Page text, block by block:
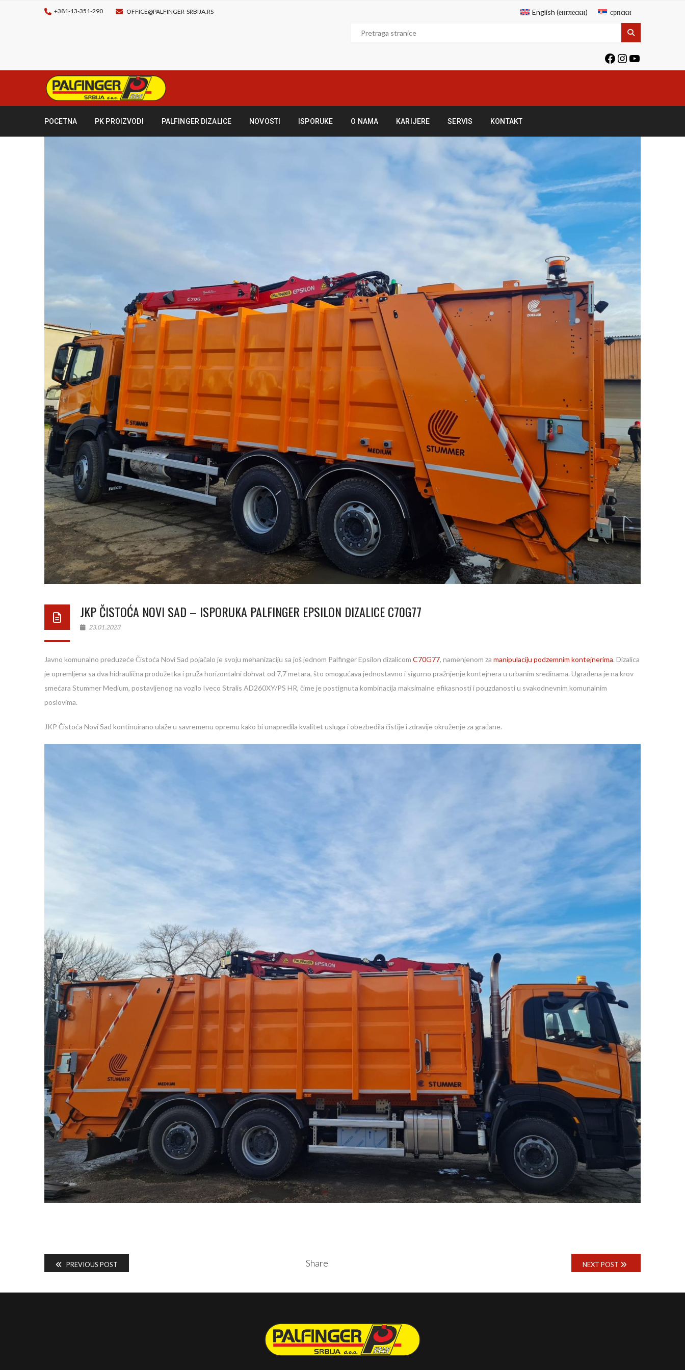
+381-13-351-290 OFFICE@PALFINGER-SRBIJA.RS English (енглески) српски
POCETNA PK PROIZVODI PALFINGER DIZALICE NOVOSTI ISPORUKE O NAMA KARIJERE SERVIS KONTAKT
JKP ČISTOĆA NOVI SAD – ISPORUKA PALFINGER EPSILON DIZALICE C70G77
23.01.2023
Javno komunalno preduzeće Čistoća Novi Sad pojačalo je svoju mehanizaciju sa još jednom Palfinger Epsilon dizalicom C70G77, namenjenom za manipulaciju podzemnim kontejnerima. Dizalica
je opremljena sa dva hidraulična produžetka i pruža horizontalni dohvat od 7,7 metara, što omogućava jednostavno i sigurno pražnjenje kontejnera u urbanim sredinama. Ugrađena je na krov
smećara Stummer Medium, postavljenog na vozilo Iveco Stralis AD260XY/PS HR, čime je postignuta kombinacija maksimalne efikasnosti i pouzdanosti u svakodnevnim komunalnim
poslovima.
JKP Čistoća Novi Sad kontinuirano ulaže u savremenu opremu kako bi unapredila kvalitet usluga i obezbedila čistije i zdravije okruženje za građane.
Share
PREVIOUS POST NEXT POST